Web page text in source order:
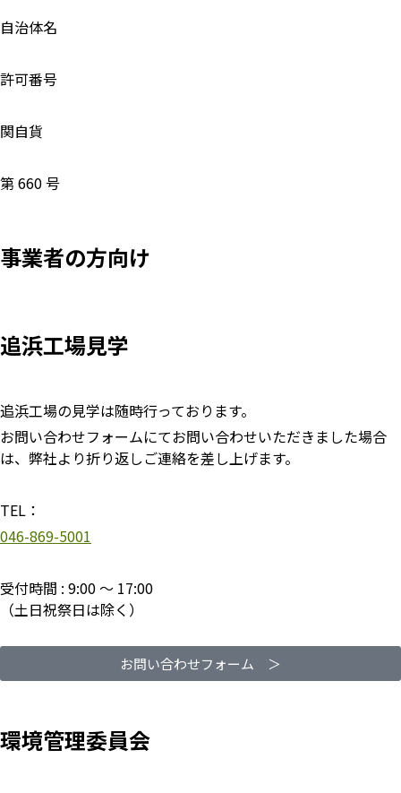
自治体名
許可番号
関自貨
第 660 号
事業者の方向け
追浜工場見学
追浜工場の見学は随時行っております。
お問い合わせフォームにてお問い合わせいただきました場合
は、弊社より折り返しご連絡を差し上げます。
TEL：
046-869-5001
受付時間 : 9:00 〜 17:00
（土日祝祭日は除く）
お問い合わせフォーム ＞​
環境管理委員会